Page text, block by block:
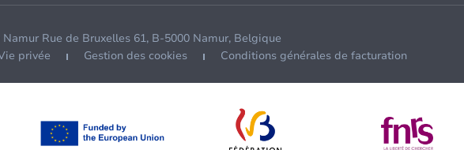
Rue de Bruxelles 61, B-5000 Namur, Belgique
privée Gestion des cookies Conditions générales de facturation